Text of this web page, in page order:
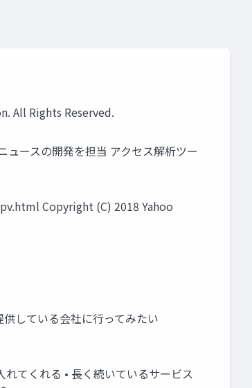
All Rights Reserved.
ースの開発を担当 アクセス解析ツー
Copyright (C) 2018 Yahoo
している会社に行ってみたい
てくれる • 長く続いているサービス